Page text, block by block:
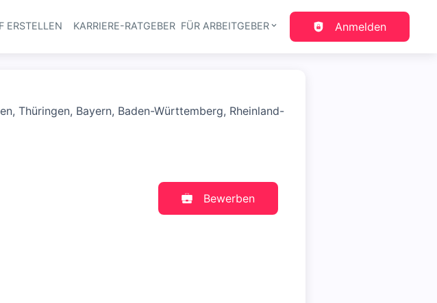
Haupt-Navigation
ERSTELLEN KARRIERE-RATGEBER FÜR ARBEITGEBER Anmelden
Thüringen, Bayern, Baden-Württemberg, Rheinland-
Bewerben